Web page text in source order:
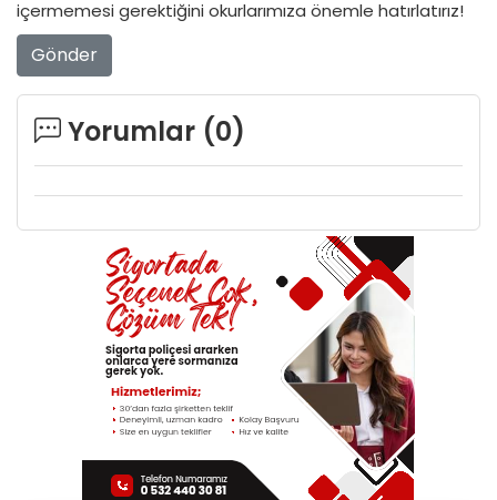
içermemesi gerektiğini okurlarımıza önemle hatırlatırız!
Gönder
Yorumlar (0)